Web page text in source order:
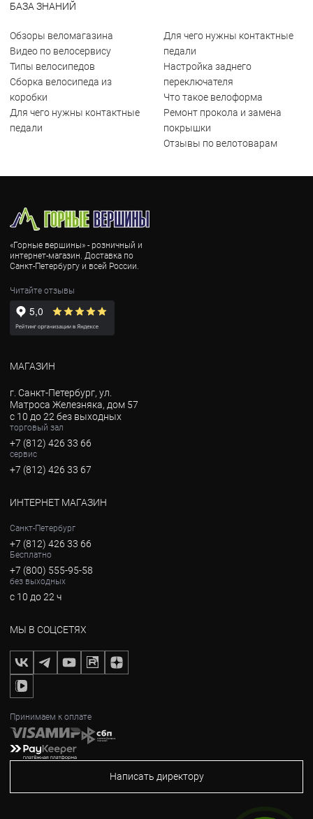
БАЗА ЗНАНИЙ
Обзоры веломагазина
Видео по велосервису
Типы велосипедов
Сборка велосипеда из
коробки
Для чего нужны контактные
педали
Для чего нужны контактные
педали
Настройка заднего
переключателя
Что такое велоформа
Ремонт прокола и замена
покрышки
Отзывы по велотоварам
«Горные вершины» - розничный и
интернет-магазин. Доставка по
Санкт-Петербургу и всей России.
Читайте отзывы
МАГАЗИН
г. Санкт-Петербург, ул.
Матроса Железняка, дом 57
с 10 до 22 без выходных
торговый зал
+7 (812) 426 33 66
сервис
+7 (812) 426 33 67
ИНТЕРНЕТ МАГАЗИН
Санкт-Петербург
+7 (812) 426 33 66
Бесплатно
+7 (800) 555-95-58
без выходных
с 10 до 22 ч
МЫ В СОЦСЕТЯХ
Принимаем к оплате
Написать директору